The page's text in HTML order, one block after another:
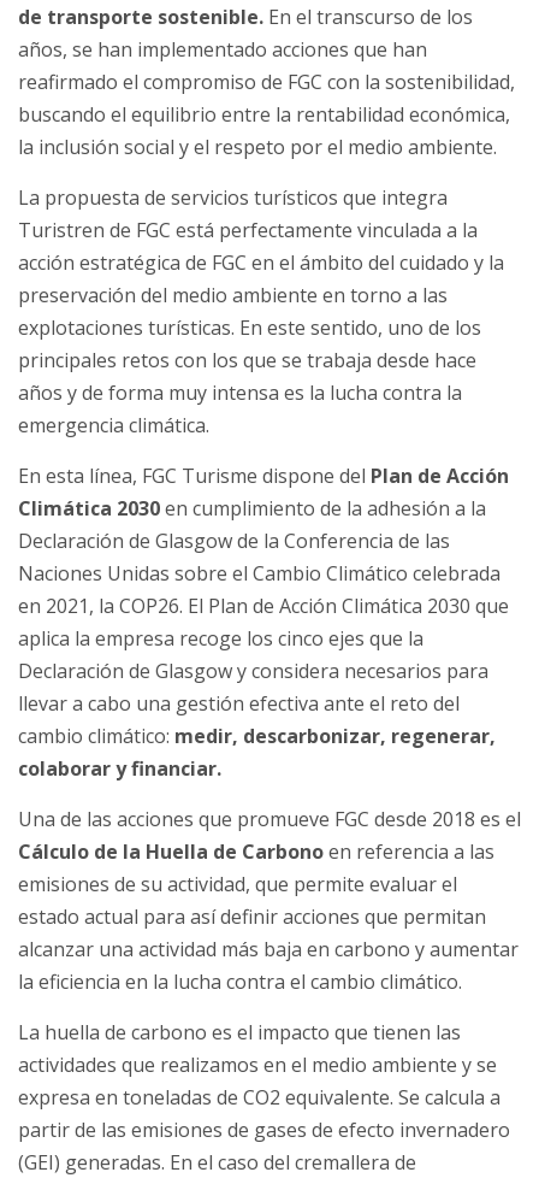
de transporte sostenible. En el transcurso de los
años, se han implementado acciones que han
reafirmado el compromiso de FGC con la sostenibilidad,
buscando el equilibrio entre la rentabilidad económica,
la inclusión social y el respeto por el medio ambiente.
La propuesta de servicios turísticos que integra
Turistren de FGC está perfectamente vinculada a la
acción estratégica de FGC en el ámbito del cuidado y la
preservación del medio ambiente en torno a las
explotaciones turísticas. En este sentido, uno de los
principales retos con los que se trabaja desde hace
años y de forma muy intensa es la lucha contra la
emergencia climática.
En esta línea, FGC Turisme dispone del Plan de Acción
Climática 2030en cumplimiento de la adhesión a la
Declaración de Glasgow de la Conferencia de las
Naciones Unidas sobre el Cambio Climático celebrada
en 2021, la COP26. El Plan de Acción Climática 2030 que
aplica la empresa recoge los cinco ejes que la
Declaración de Glasgow y considera necesarios para
llevar a cabo una gestión efectiva ante el reto del
cambio climático: medir, descarbonizar, regenerar,
colaborar y financiar.
Una de las acciones que promueve FGC desde 2018 es el
Cálculo de la Huella de Carbonoen referencia a las
emisiones de su actividad, que permite evaluar el
estado actual para así definir acciones que permitan
alcanzar una actividad más baja en carbono y aumentar
la eficiencia en la lucha contra el cambio climático.
La huella de carbono es el impacto que tienen las
actividades que realizamos en el medio ambiente y se
expresa en toneladas de CO2 equivalente. Se calcula a
partir de las emisiones de gases de efecto invernadero
(GEI) generadas. En el caso del cremallera de